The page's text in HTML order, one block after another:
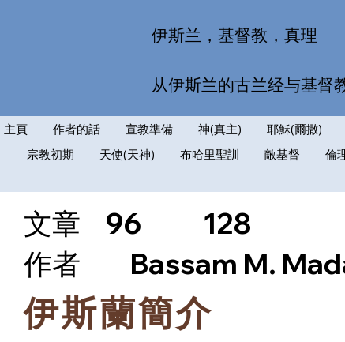
伊斯兰，基督教，真理
从伊斯兰的古兰经与基督
主頁 作者的話 宣教準備 神(真主) 耶穌(爾撒)
宗教初期
天使(天神) 布哈里聖訓 敵基督 倫
文章 96
128
​作者
Bassam M.
伊斯蘭簡介